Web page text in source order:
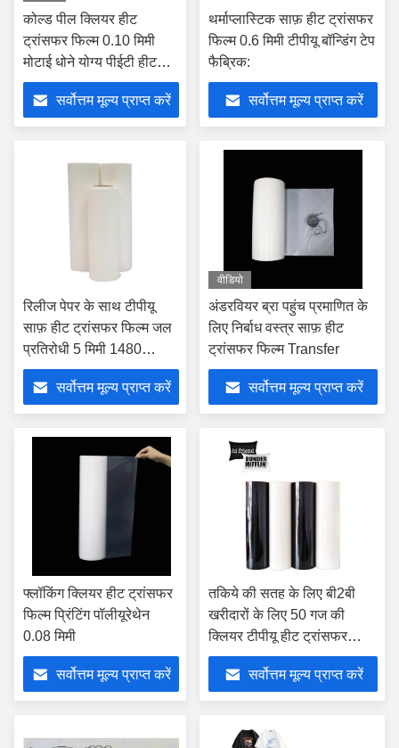
कोल्ड पील क्लियर हीट
ट्रांसफर फिल्म 0.10 मिमी
मोटाई धोने योग्य पीईटी हीट
ट्रांसफर फिल्म
सर्वोत्तम मूल्य प्राप्त करें
थर्माप्लास्टिक साफ़ हीट ट्रांसफर
फिल्म 0.6 मिमी टीपीयू बॉन्डिंग टेप
फैब्रिक:
सर्वोत्तम मूल्य प्राप्त करें
रिलीज पेपर के साथ टीपीयू
साफ़ हीट ट्रांसफर फिल्म जल
प्रतिरोधी 5 मिमी 1480
मिमी80
सर्वोत्तम मूल्य प्राप्त करें
वीडियो
अंडरवियर ब्रा पहुंच प्रमाणित के
लिए निर्बाध वस्त्र साफ़ हीट
ट्रांसफर फिल्म Transfer
सर्वोत्तम मूल्य प्राप्त करें
फ्लॉकिंग क्लियर हीट ट्रांसफर
फिल्म प्रिंटिंग पॉलीयूरेथेन
0.08 मिमी
सर्वोत्तम मूल्य प्राप्त करें
तकिये की सतह के लिए बी2बी
खरीदारों के लिए 50 गज की
क्लियर टीपीयू हीट ट्रांसफर
फिल्म
सर्वोत्तम मूल्य प्राप्त करें